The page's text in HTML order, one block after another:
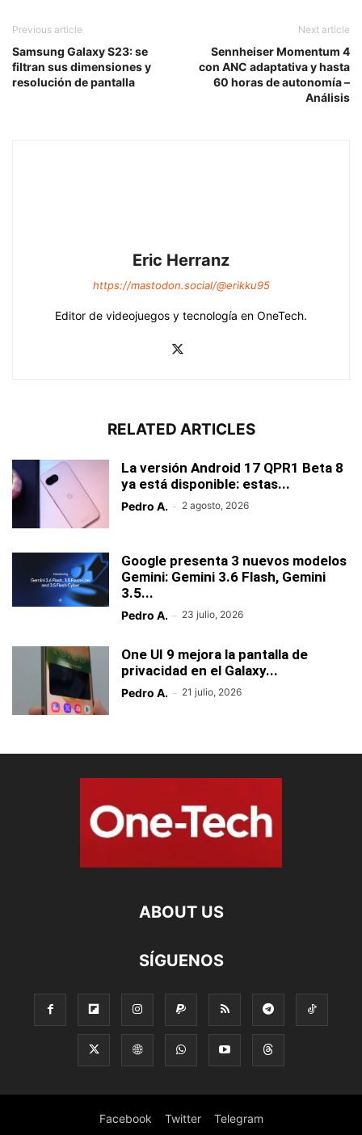
Previous article
Samsung Galaxy S23: se
filtran sus dimensiones y
resolución de pantalla
Next article
Sennheiser Momentum 4
con ANC adaptativa y hasta
60 horas de autonomía –
Análisis
Eric Herranz
https://mastodon.social/@erikku95
Editor de videojuegos y tecnología en OneTech.
RELATED ARTICLES
La versión Android 17 QPR1 Beta 8
ya está disponible: estas...
Pedro A. - 2 agosto, 2026
Google presenta 3 nuevos modelos
Gemini: Gemini 3.6 Flash, Gemini
3.5...
Pedro A. - 23 julio, 2026
One UI 9 mejora la pantalla de
privacidad en el Galaxy...
Pedro A. - 21 julio, 2026
ABOUT US
SÍGUENOS
Facebook Twitter Telegram